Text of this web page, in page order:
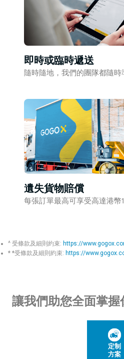
即時或臨時遞送
隨時隨地，我們的團隊都隨
遺失貨物賠償
每張訂單最高可享受高達港幣
^ 受條款及細則約束: https://
* *受條款及細則約束: https://
讓我們助您全面掌
定制
方案